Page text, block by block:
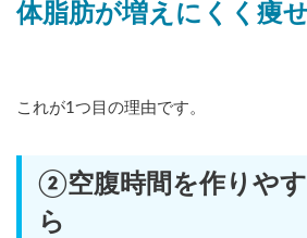
体脂肪が増えにくく痩
これが1つ目の理由です。
②空腹時間を作りや
ら